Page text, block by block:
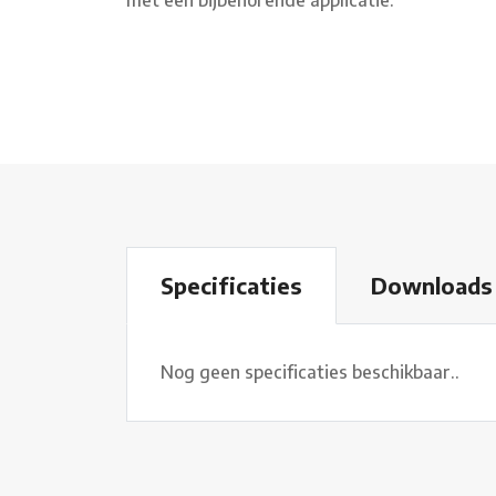
Specificaties
Nog geen specificaties beschikbaar..